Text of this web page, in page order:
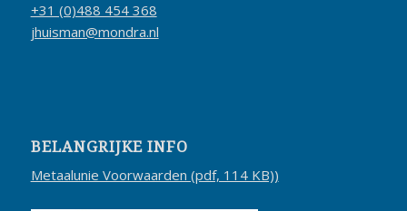
+31 (0)488 454 368
jhuisman@mondra.nl
BELANGRIJKE INFO
Metaalunie Voorwaarden (pdf, 114 KB))